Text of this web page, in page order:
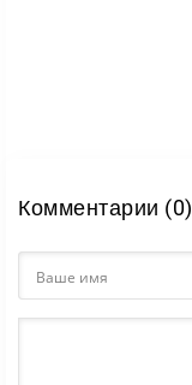
Комментарии (0)